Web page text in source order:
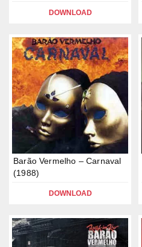
DOWNLOAD
Barão Vermelho – Carnaval
(1988)
DOWNLOAD